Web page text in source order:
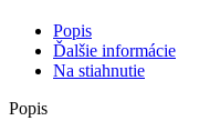
Popis
Ďalšie informácie
Na stiahnutie
Popis